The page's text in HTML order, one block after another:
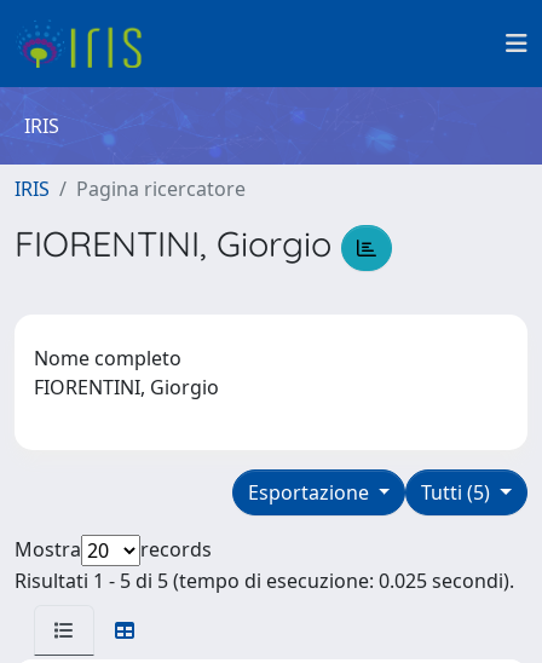
IRIS
IRIS Pagina ricercatore
FIORENTINI, Giorgio
Nome completo
FIORENTINI, Giorgio
Tutti (5)
Esportazione
Mostra
records
Risultati 1 - 5 di 5 (tempo di esecuzione: 0.025 secondi).